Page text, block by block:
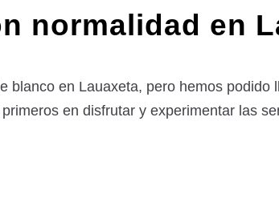
normalidad en
blanco en Lauaxeta, pero hemos
en disfrutar y experimentar las